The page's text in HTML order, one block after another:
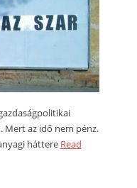
Mert az idő nem pénz.
háttere Read